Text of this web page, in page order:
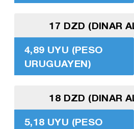
17 DZD (DINAR
4,89 UYU (PESO
URUGUAYEN)
18 DZD (DINAR
5,18 UYU (PESO